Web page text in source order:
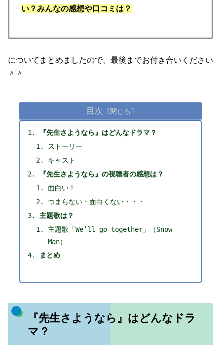
い？みんなの感想や口コミは？
についてまとめましたので、最後までお付き合いください
＾＾
目次
『先生さようなら』はどんなドラマ？
ストーリー
キャスト
『先生さようなら』の視聴者の感想は？
面白い！
つまらない・面白くない・・・
主題歌は？
主題歌「We’ll go together」（Snow
Man）
まとめ
『先生さようなら』はどんなドラ
マ？